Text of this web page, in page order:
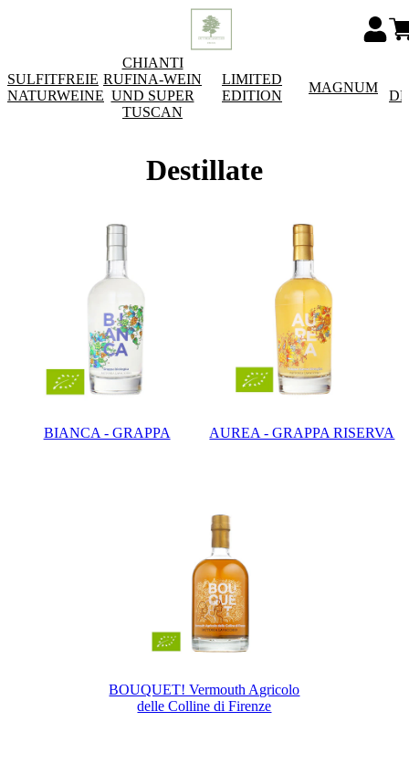
SULFITFREIE
NATURWEINE
CHIANTI
RUFINA-WEIN
UND SUPER
TUSCAN
LIMITED
EDITION
MAGNUM
Destillate
BIANCA - GRAPPA AUREA - GRAPPA RISERVA
BOUQUET! Vermouth Agricolo
delle Colline di Firenze